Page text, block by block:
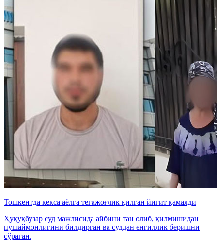
Тошкентда кекса аёлга тегажоғлик қилган йигит қамалди
Ҳуқуқбузар суд мажлисида айбини тан олиб, қилмишидан
пушаймонлигини билдирган ва суддан енгиллик беришни
сўраган.